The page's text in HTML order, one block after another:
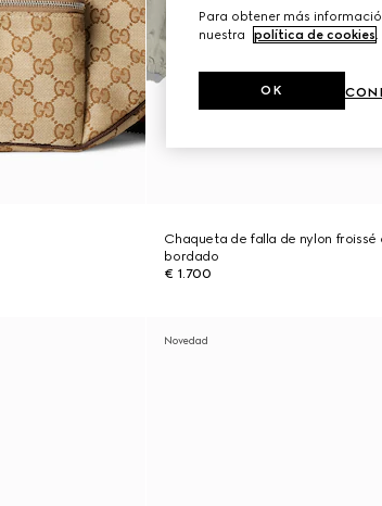
Chaqueta de falla de nylon froissé
bordado
€ 1.700
Novedad
Para obtener más
nuestra
política de cookies.
OK